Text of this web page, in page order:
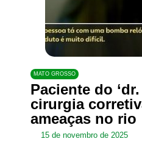
MATO GROSSO
Paciente do
cirurgia
ameaças no rio
15 de novembro de 2025